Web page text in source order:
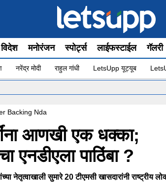
विदेश मनोरंजन स्पोर्ट्स लाईफस्टाईल गॅलरी
नरेंद्र मोदी राहुल गांधी LetsUpp यूट्यूब
Backing Nda
आणखी एक धक्का;
एनडीएला पाठिंबा ?
नेतृत्वाखाली सुमारे 20 टीएमसी खासदारांनी राष्ट्रीय